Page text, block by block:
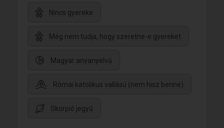
Nincs gyereke
Még nem tudja, hogy szeretne-e gyereket
Magyar anyanyelvű
Római katolikus vallású (nem hisz benne)
Skorpió jegyű